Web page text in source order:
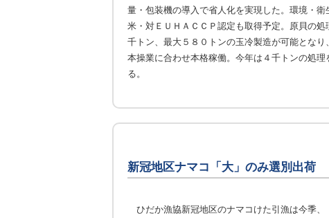
量・包装機の導入で省人化を実現した。環境・衛
米・対ＥＵＨＡＣＣＰ認定も取得予定。原貝の処
千トン、最大５８０トンの玉冷製造が可能となり
本操業に合わせ本格稼働。今年は４千トンの処理
る。
新冠地区ナマコ「大」のみ選別出荷
ひだか漁協新冠地区のナマコけた引漁は今季